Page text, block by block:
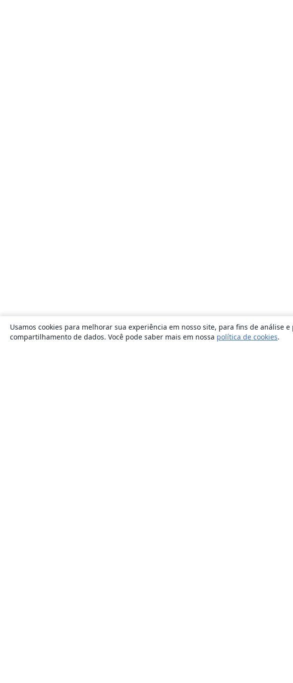
Usamos cookies para melhorar sua experiência em nosso site, para fins de análise
compartilhamento de dados. Você pode saber mais em nossa política de cookies.